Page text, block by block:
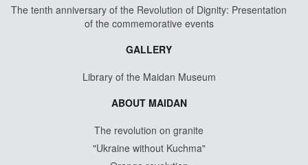
The tenth anniversary of the Revolution of Dignity: Presentation
of the commemorative events
GALLERY
Library of the Maidan Museum
ABOUT MAIDAN
The revolution on granite
"Ukraine without Kuchma"